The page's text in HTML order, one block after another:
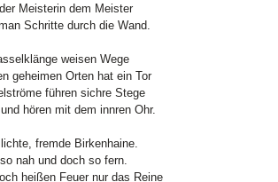
Meisterin dem Meister
Schritte durch die Wand.
weisen Wege
geheimen Orten hat ein Tor
führen sichre Stege
hören mit dem innren Ohr.
fremde Birkenhaine.
nah und doch so fern.
heißen Feuer nur das Reine